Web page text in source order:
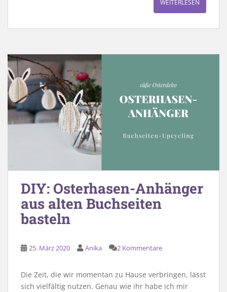
WEITERLESEN
DIY: Osterhasen-Anhänger
aus alten Buchseiten
basteln
25. März 2020 Anika 2 Kommentare
Die Zeit, die wir momentan zu Hause verbringen, lässt
sich vielfältig nutzen. Genau wie ihr habe ich mir